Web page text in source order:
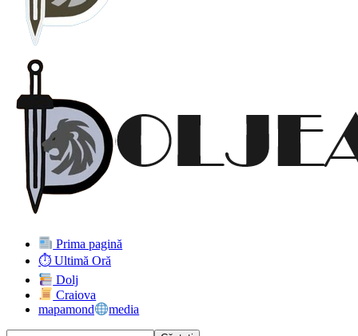
Prima pagină
⏱ Ultimă Oră
Dolj
Craiova
mapamond
media